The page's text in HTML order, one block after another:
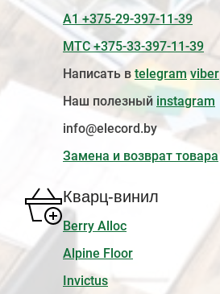
А1 +375-29-397-11-39
МТС +375-33-397-11-39
Написать в telegram viber
Наш полезный instagram
info@elecord.by
Замена и возврат товара
Кварц-винил
Berry Alloc
Alpine Floor
Invictus